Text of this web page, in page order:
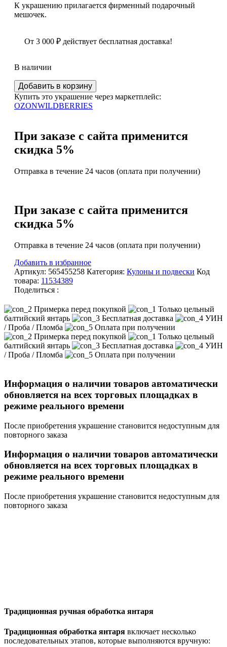
К украшению прилагается фирменный подарочный
мешочек.
От 3 000 ₽ действует бесплатная доставка!
В наличии
Количество
Изысканный
янтарный
кулон
Добавить в корзину
Купить это украшение через маркетплейс:
OZONWILDBERRIES
При заказе с сайта применится
скидка 5%
Отправка в течение 24 часов (оплата при получении)
При заказе с сайта применится
скидка 5%
Отправка в течение 24 часов (оплата при получении)
Добавить в избранное
Артикул: 565455258 Категория: Кулоны и подвески Код
товара: 11534389
Поделиться :
Примерка перед покупкой
Только цельный
балтийский янтарь
Бесплатная доставка
УИН
/ Проба / Пломба
Оплата при получении
Примерка перед покупкой
Только цельный
балтийский янтарь
Бесплатная доставка
УИН
/ Проба / Пломба
Оплата при получении
Информация о наличии товаров автоматически
обновляется на всех торговых площадках в
режиме реального времени
После приобретения украшение становится недоступным для
повторного заказа
Информация о наличии товаров автоматически
обновляется на всех торговых площадках в
режиме реального времени
После приобретения украшение становится недоступным для
повторного заказа
Традиционная ручная обработка янтаря
Традиционная обработка янтаря включает несколько
последовательных этапов, которые выполняются вручную: